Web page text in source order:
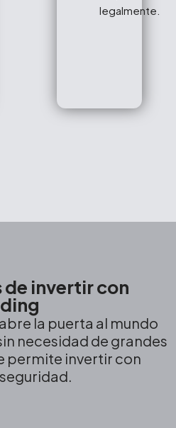
legalmente.
de invertir con
la puerta al mundo
necesidad de grandes
permite invertir con